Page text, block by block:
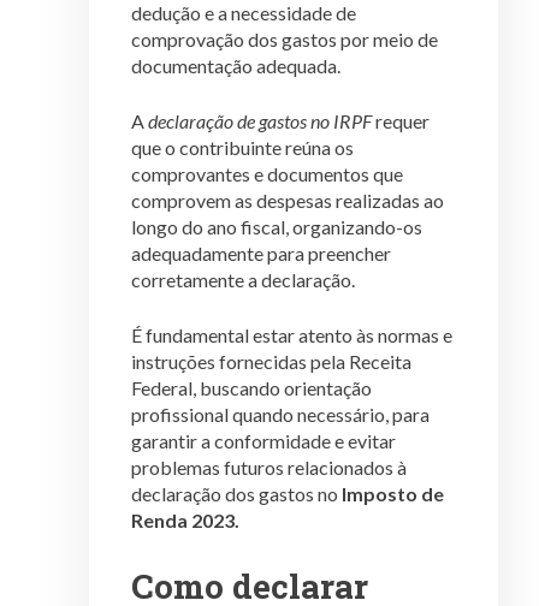
dedução e a necessidade de
comprovação dos gastos por meio de
documentação adequada.
Adeclaração de gastos no IRPFrequer
que o contribuinte reúna os
comprovantes e documentos que
comprovem as despesas realizadas ao
longo do ano fiscal, organizando-os
adequadamente para preencher
corretamente a declaração.
É fundamental estar atento às normas e
instruções fornecidas pela Receita
Federal, buscando orientação
profissional quando necessário, para
garantir a conformidade e evitar
problemas futuros relacionados à
declaração dos gastos no Imposto de
Renda 2023.
Como declarar